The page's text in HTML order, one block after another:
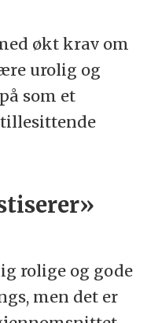
økt krav om
urolig og
som et
rolige og gode
men det er